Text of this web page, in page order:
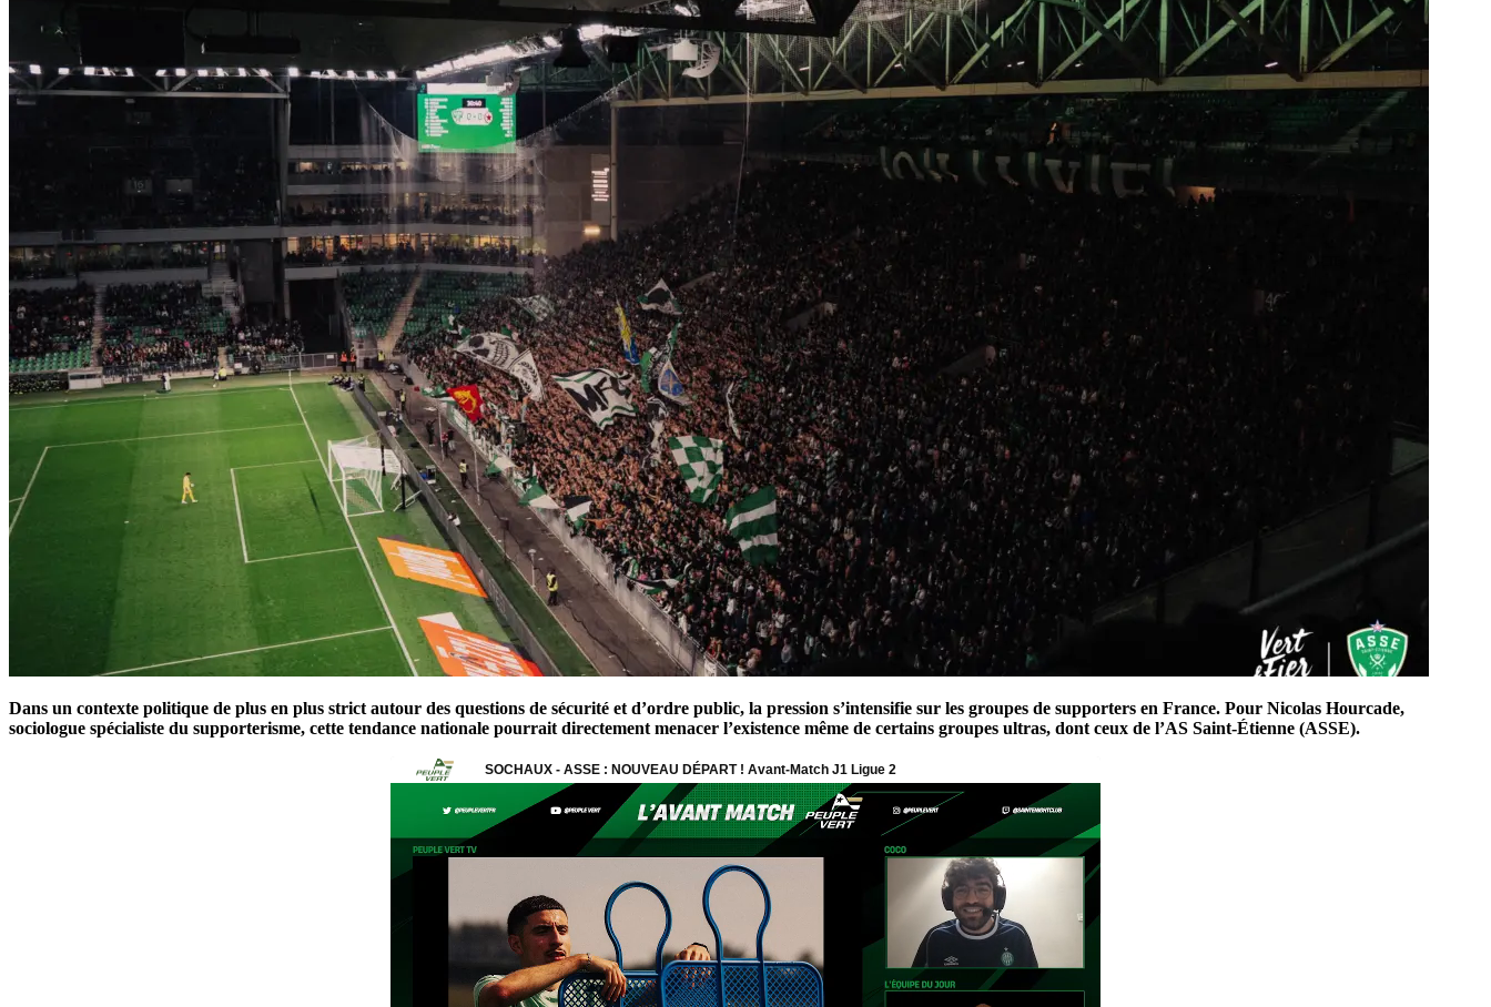
Dans un contexte politique de plus en plus strict autour des questions de sécurité et d’ordre public, la pression s’intensifie sur les groupes de supporters en France. Pour Nicolas Hourcade,
sociologue spécialiste du supporterisme, cette tendance nationale pourrait directement menacer l’existence même de certains groupes ultras, dont ceux de l’AS Saint-Étienne (ASSE).